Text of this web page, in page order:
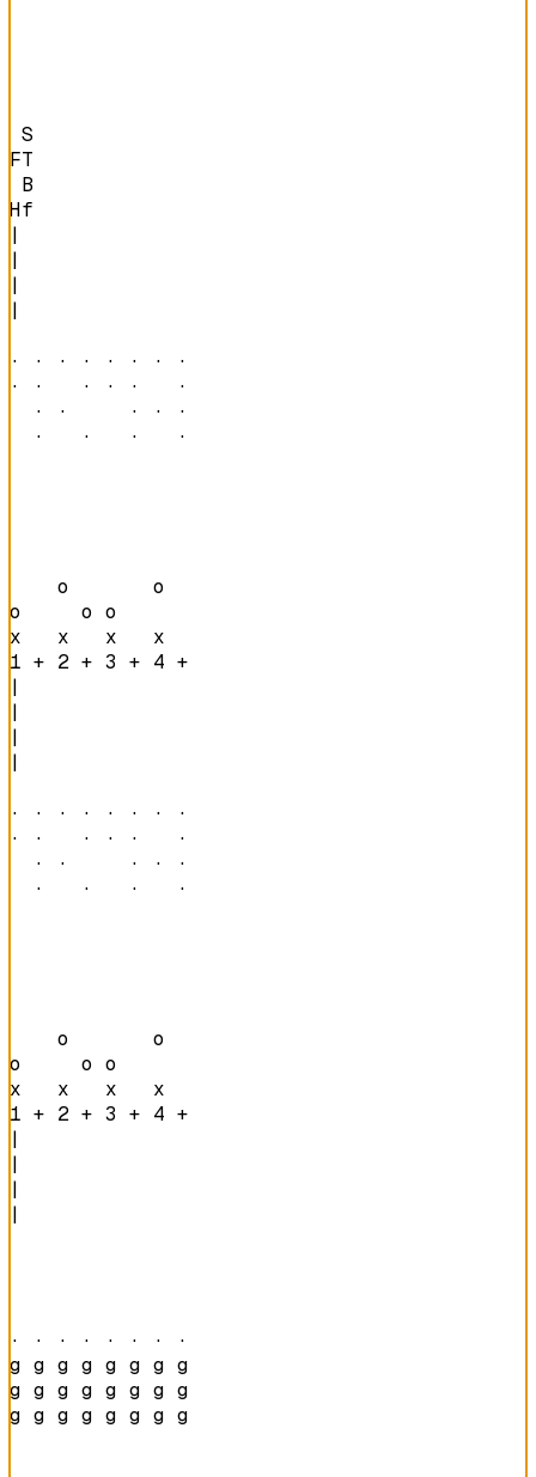
S
FT
B
Hf
|
|
|
|
· · · · · · · ·
· ·   · · ·   ·
  · ·     · · ·
  ·   ·   ·   ·
    o       o
o     o o
x   x   x   x
1 + 2 + 3 + 4 +
|
|
|
|
· · · · · · · ·
· ·   · · ·   ·
  · ·     · · ·
  ·   ·   ·   ·
    o       o
o     o o
x   x   x   x
1 + 2 + 3 + 4 +
|
|
|
|
· · · · · · · ·
g g g g g g g g
g g g g g g g g
g g g g g g g g